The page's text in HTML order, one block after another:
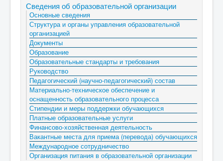
Сведения об образовательной организации
Основные сведения
Структура и органы управления образовательной
организацией
Документы
Образование
Образовательные стандарты и требования
Руководство
Педагогический (научно-педагогический) состав
Материально-техническое обеспечение и
оснащенность образовательного процесса
Стипендии и меры поддержки обучающихся
Платные образовательные услуги
Финансово-хозяйственная деятельность
Вакантные места для приема (перевода) обучающихся
Международное сотрудничество
Организация питания в образовательной организации